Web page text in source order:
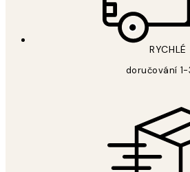
RYCHLÉ
doručování